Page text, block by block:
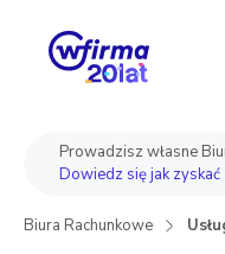
Biura Rachunkowe
Prowadzisz własne
Dowiedz się jak zyskać